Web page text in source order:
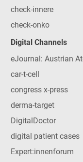
check-innere
check-onko
Digital Channels
eJournal: Austrian
car-t-cell
congress x-press
derma-target
DigitalDoctor
digital patient cases
Expert:innenforum